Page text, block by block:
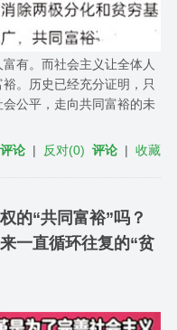
有。而社会主义让全体人
。历史已经充分证明，只
公平，走向共同富裕的未
评论 | 反对(0) 评论 |收藏
的“共同富裕”吗？
一直循环往复的“贫